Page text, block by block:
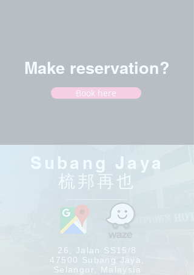
Make reservation?
Book here
Subang Jaya
​梳邦再也
26, Jalan SS15/8
47500 Subang Jaya,
Selangor, Malaysia